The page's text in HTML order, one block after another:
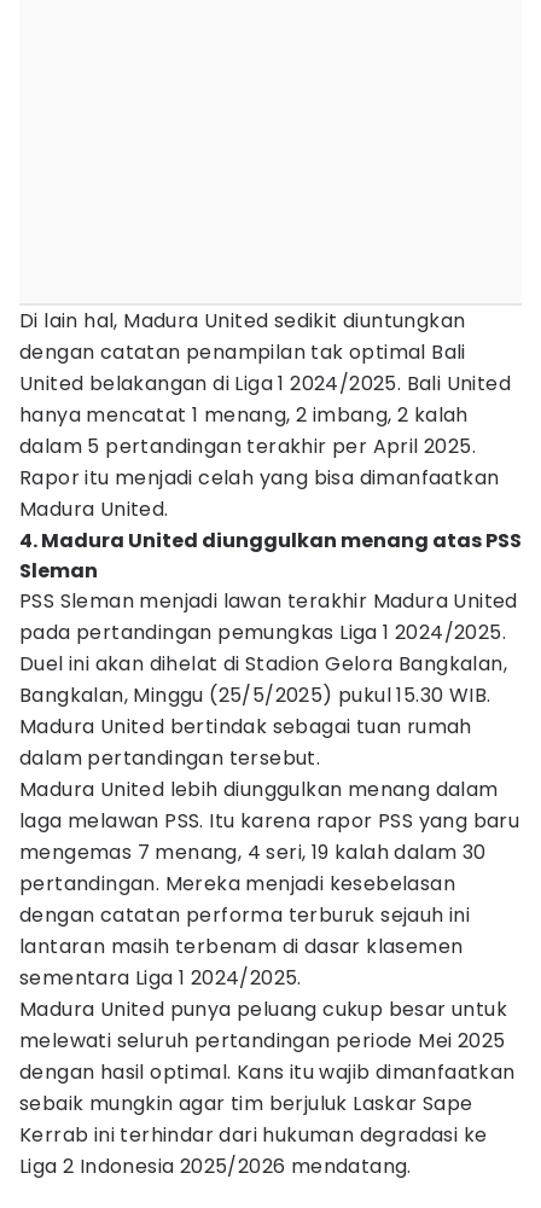
Di lain hal, Madura United sedikit diuntungkan
dengan catatan penampilan tak optimal Bali
United belakangan di Liga 1 2024/2025. Bali United
hanya mencatat 1 menang, 2 imbang, 2 kalah
dalam 5 pertandingan terakhir per April 2025.
Rapor itu menjadi celah yang bisa dimanfaatkan
Madura United.
4. Madura United diunggulkan menang atas PSS
Sleman
PSS Sleman menjadi lawan terakhir Madura United
pada pertandingan pemungkas Liga 1 2024/2025.
Duel ini akan dihelat di Stadion Gelora Bangkalan,
Bangkalan, Minggu (25/5/2025) pukul 15.30 WIB.
Madura United bertindak sebagai tuan rumah
dalam pertandingan tersebut.
Madura United lebih diunggulkan menang dalam
laga melawan PSS. Itu karena rapor PSS yang baru
mengemas 7 menang, 4 seri, 19 kalah dalam 30
pertandingan. Mereka menjadi kesebelasan
dengan catatan performa terburuk sejauh ini
lantaran masih terbenam di dasar klasemen
sementara Liga 1 2024/2025.
Madura United punya peluang cukup besar untuk
melewati seluruh pertandingan periode Mei 2025
dengan hasil optimal. Kans itu wajib dimanfaatkan
sebaik mungkin agar tim berjuluk Laskar Sape
Kerrab ini terhindar dari hukuman degradasi ke
Liga 2 Indonesia 2025/2026 mendatang.